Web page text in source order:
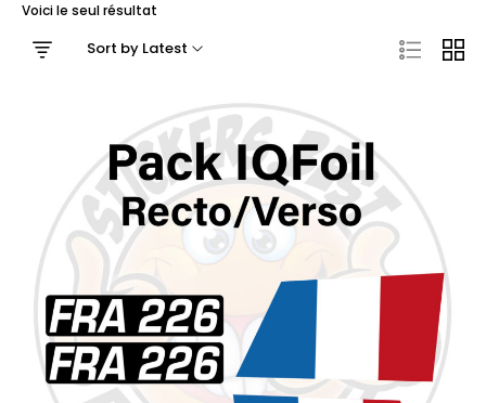
Voici le seul résultat
Sort by Latest